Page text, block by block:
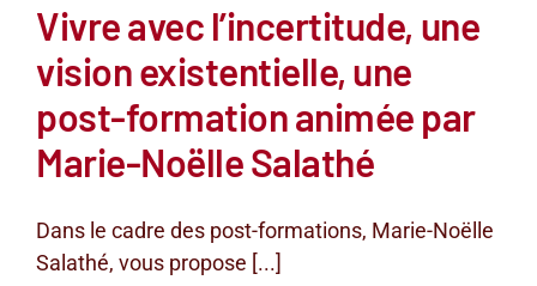
Vivre avec l’incertitude, une
vision existentielle, une
post-formation animée par
Marie-Noëlle Salathé
Dans le cadre des post-formations, Marie-Noëlle
Salathé, vous propose [...]